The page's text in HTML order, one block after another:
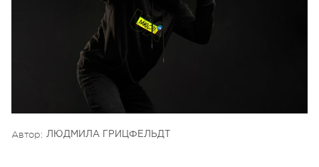
Автор: ЛЮДМИЛА ГРИЦФЕЛЬДТ